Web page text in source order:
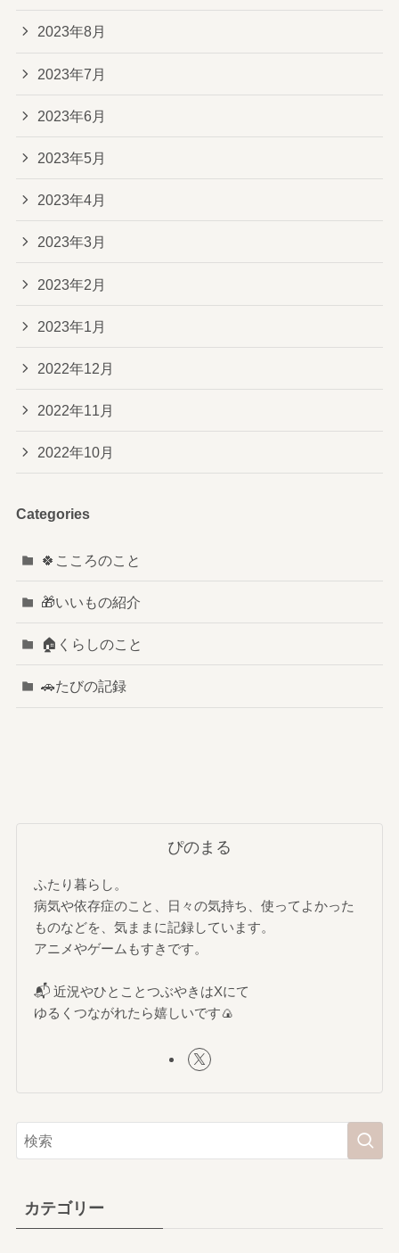
2023年8月
2023年7月
2023年6月
2023年5月
2023年4月
2023年3月
2023年2月
2023年1月
2022年12月
2022年11月
2022年10月
Categories
🍀こころのこと
🎁いいもの紹介
🏠️くらしのこと
🚗たびの記録
ぴのまる
ふたり暮らし。
病気や依存症のこと、日々の気持ち、使ってよかった
ものなどを、気ままに記録しています。
アニメやゲームもすきです。
📬 近況やひとことつぶやきはXにて
ゆるくつながれたら嬉しいです🍙
カテゴリー